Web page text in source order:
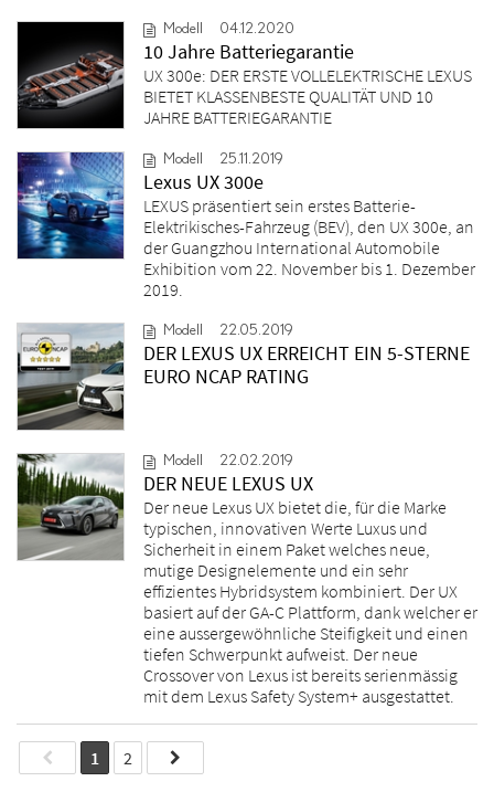
Modell 04.12.2020
10 Jahre Batteriegarantie
UX 300e: DER ERSTE VOLLELEKTRISCHE LEXUS
BIETET KLASSENBESTE QUALITÄT UND 10
JAHRE BATTERIEGARANTIE
Modell 25.11.2019
Lexus UX 300e
LEXUS präsentiert sein erstes Batterie-
Elektrikisches-Fahrzeug (BEV), den UX 300e, an
der Guangzhou International Automobile
Exhibition vom 22. November bis 1. Dezember
2019.
Modell 22.05.2019
DER LEXUS UX ERREICHT EIN 5-STERNE
EURO NCAP RATING
Modell 22.02.2019
DER NEUE LEXUS UX
Der neue Lexus UX bietet die, für die Marke
typischen, innovativen Werte Luxus und
Sicherheit in einem Paket welches neue,
mutige Designelemente und ein sehr
effizientes Hybridsystem kombiniert. Der UX
basiert auf der GA-C Plattform, dank welcher er
eine aussergewöhnliche Steifigkeit und einen
tiefen Schwerpunkt aufweist. Der neue
Crossover von Lexus ist bereits serienmässig
mit dem Lexus Safety System+ ausgestattet.
1 2